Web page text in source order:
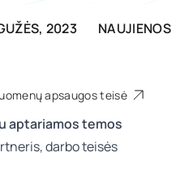
2023
NAUJIENOS
apsaugos teisė
aptariamos temos
darbo teisės